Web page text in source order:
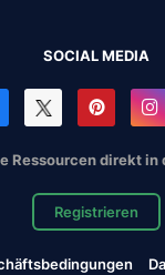
SOCIAL MEDIA
Ressourcen direkt in
Registrieren